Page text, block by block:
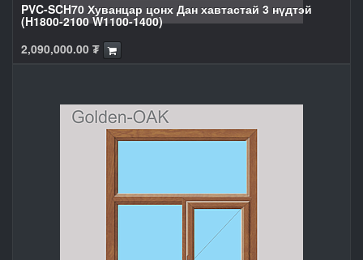
PVC-SCH70 Хуванцар цонх Дан хавтастай 3 нүдтэй
(H1800-2100 W1100-1400)
2,090,000.00 ₮